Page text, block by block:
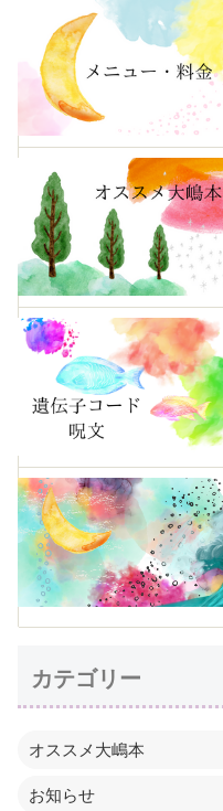
カテゴリー
オススメ大嶋本
お知らせ